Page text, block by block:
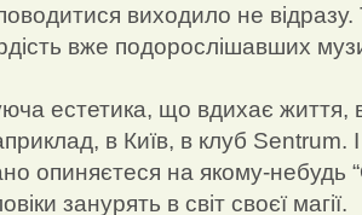
виходило не
вже подорослішавших
естетика, що вдихає життя,
в Київ, в клуб Sentrum. І
опиняєтеся на якому-небудь
занурять в світ своєї магії.